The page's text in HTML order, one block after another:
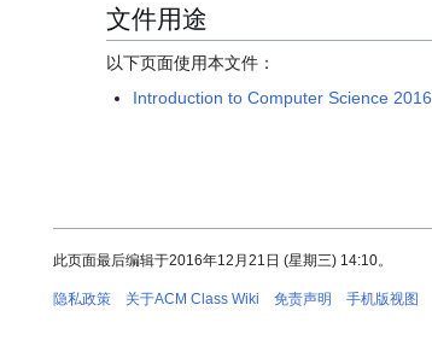
文件用途
以下页面使用本文件：
Introduction to Computer Science 2016
此页面最后编辑于2016年12月21日 (星期三) 14:10。
隐私政策 关于ACM Class Wiki 免责声明 手机版视图